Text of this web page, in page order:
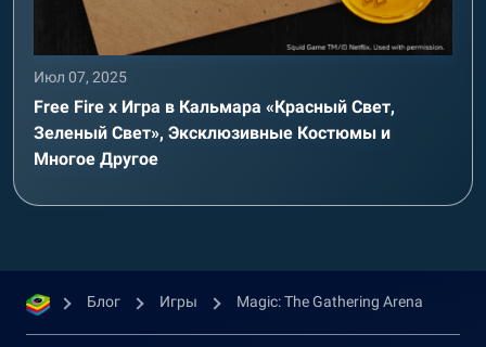
Июл 07, 2025
Free Fire x Игра в Кальмара «Красный Свет,
Зеленый Свет», Эксклюзивные Костюмы и
Многое Другое
Блог Игры Magic: The Gathering Arena